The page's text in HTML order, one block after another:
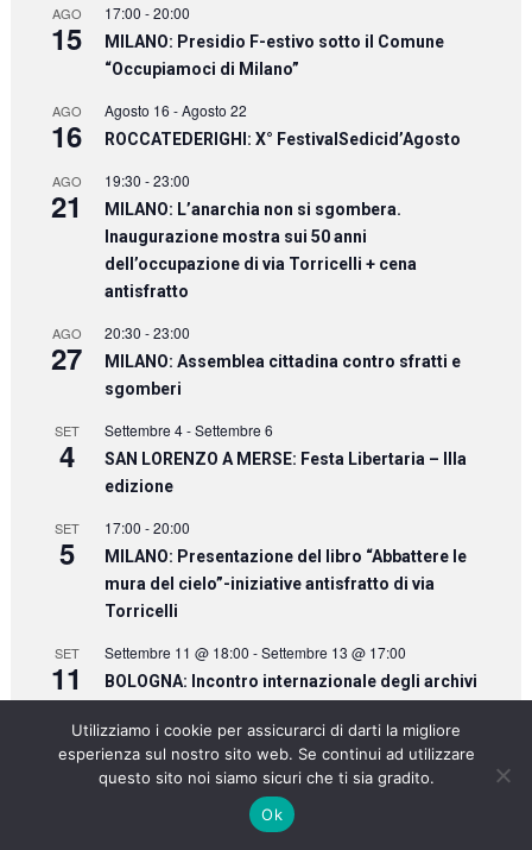
AGO
15
17:00 -20:00
MILANO: Presidio F-estivo sotto il Comune
“Occupiamoci di Milano”
AGO
16
Agosto 16 -Agosto 22
ROCCATEDERIGHI: X° FestivalSedicid’Agosto
AGO
21
19:30 -23:00
MILANO: L’anarchia non si sgombera.
Inaugurazione mostra sui 50 anni
dell’occupazione di via Torricelli + cena
antisfratto
AGO
27
20:30 -23:00
MILANO: Assemblea cittadina contro sfratti e
sgomberi
SET
4
Settembre 4-Settembre 6
SAN LORENZO A MERSE: Festa Libertaria – IIIa
edizione
SET
5
17:00 -20:00
MILANO: Presentazione del libro “Abbattere le
mura del cielo”-iniziative antisfratto di via
Torricelli
SET
11
Settembre 11 @ 18:00 -Settembre 13 @ 17:00
BOLOGNA: Incontro internazionale degli archivi
Internazionale dei Centri studi e di
Documentazione Libertari
Utilizziamo i cookie per assicurarci di darti la migliore
esperienza sul nostro sito web. Se continui ad utilizzare
questo sito noi siamo sicuri che ti sia gradito.
Ok